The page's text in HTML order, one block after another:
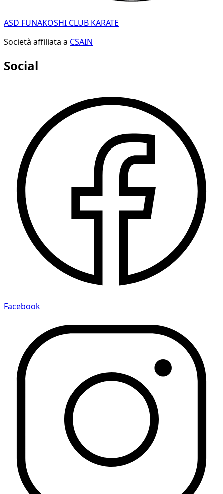
ASD FUNAKOSHI CLUB KARATE
Società affiliata a CSAIN
Social
Facebook